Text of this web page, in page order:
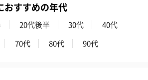
おすすめの年代
20代後半 30代
40代
70代 80代 90代